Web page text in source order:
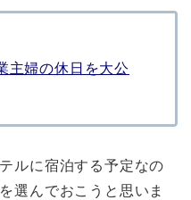
主婦の休日を大公
ルに宿泊する予定なの
選んでおこうと思いま